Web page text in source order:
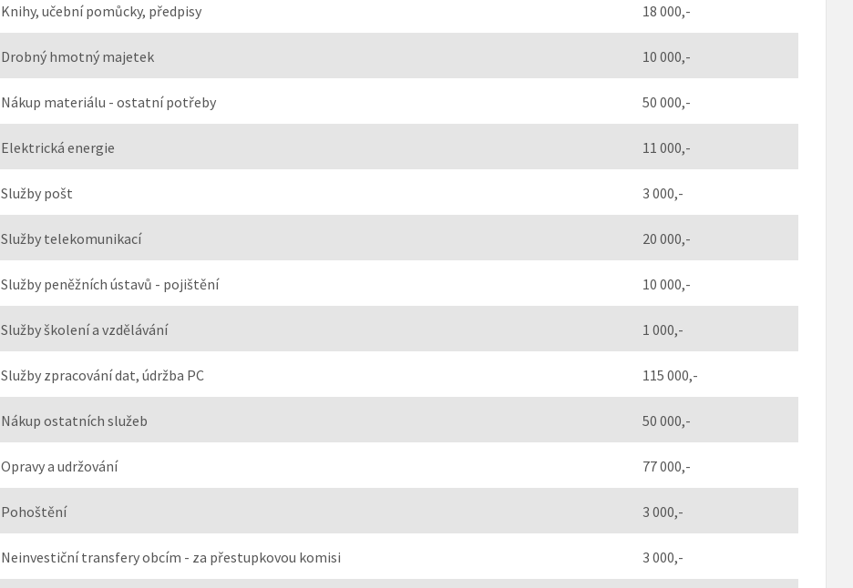
Knihy, učební pomůcky, předpisy 18 000,-
Drobný hmotný majetek 10 000,-
Nákup materiálu - ostatní potřeby 50 000,-
Elektrická energie 11 000,-
Služby pošt 3 000,-
Služby telekomunikací 20 000,-
Služby peněžních ústavů - pojištění 10 000,-
Služby školení a vzdělávání 1 000,-
Služby zpracování dat, údržba PC 115 000,-
Nákup ostatních služeb 50 000,-
Opravy a udržování 77 000,-
Pohoštění 3 000,-
Neinvestiční transfery obcím - za přestupkovou komisi 3 000,-